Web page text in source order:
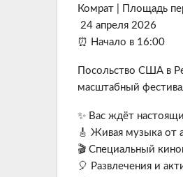
Комрат | Площадь
24 апреля 2026
⏰ Начало в 16:00
Посольство США в
масштабный
✨ Вас ждёт
🎸 Живая музыка от
🎬 Специальный
🎈 Развлечения и